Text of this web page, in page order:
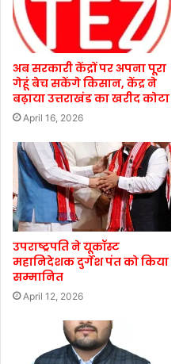
अब सरकारी केंद्रों पर अपना पूरा
गेहूं बेच सकेंगे किसान, केंद्र ने
बढ़ाया उत्तराखंड का खरीद कोटा
April 16, 2026
उपराष्ट्रपति ने यूकॉस्ट
महानिदेशक दुर्गेश पंत को किया
सम्मानित
April 12, 2026